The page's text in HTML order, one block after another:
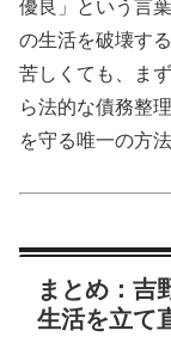
優良」という言
の生活を破壊す
苦しくても、ま
ら法的な債務整
を守る唯一の方
まとめ：吉
生活を立て